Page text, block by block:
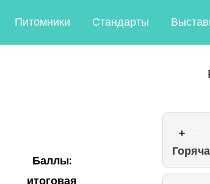
Питомники Стандарты
Баллы:
итоговая